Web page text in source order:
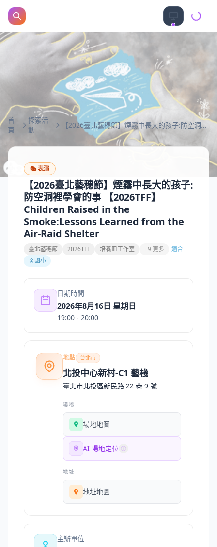
首
頁
探索活
動
【2026臺北藝穗節】煙霧中長大的孩子:防空洞裡學會的事 【2026TFF】Children Raised in the Smoke:Lessons Learned from the Air-Raid Shelter
🎭表演
【2026臺北藝穗節】煙霧中長大的孩子:
防空洞裡學會的事 【2026TFF】
Children Raised in the
Smoke:Lessons Learned from the
Air-Raid Shelter
臺北藝穗節 2026TFF 培養皿工作室 +9 更多
適合
國小
日期時間
2026年8月16日 星期日
19:00 - 20:00
地點 台北市
北投中心新村-C1 藝棧
臺北市北投區新民路 22 巷 9 號
場地
場地地圖
AI 場地定位
地址
地址地圖
主辦單位